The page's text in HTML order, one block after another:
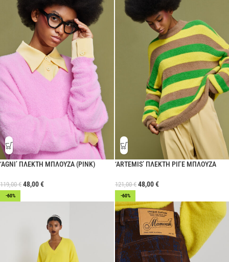
‘AGNI’ ΠΛΕΚΤΗ ΜΠΛΟΥΖΑ (PINK)
119,00€ 48,00€
‘ARTEMIS’ ΠΛΕΚΤΗ ΡΙΓΕ ΜΠΛΟΥΖΑ
121,00€ 48,00€
-60% -60%